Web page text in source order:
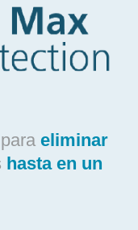
eliminar
hasta en un